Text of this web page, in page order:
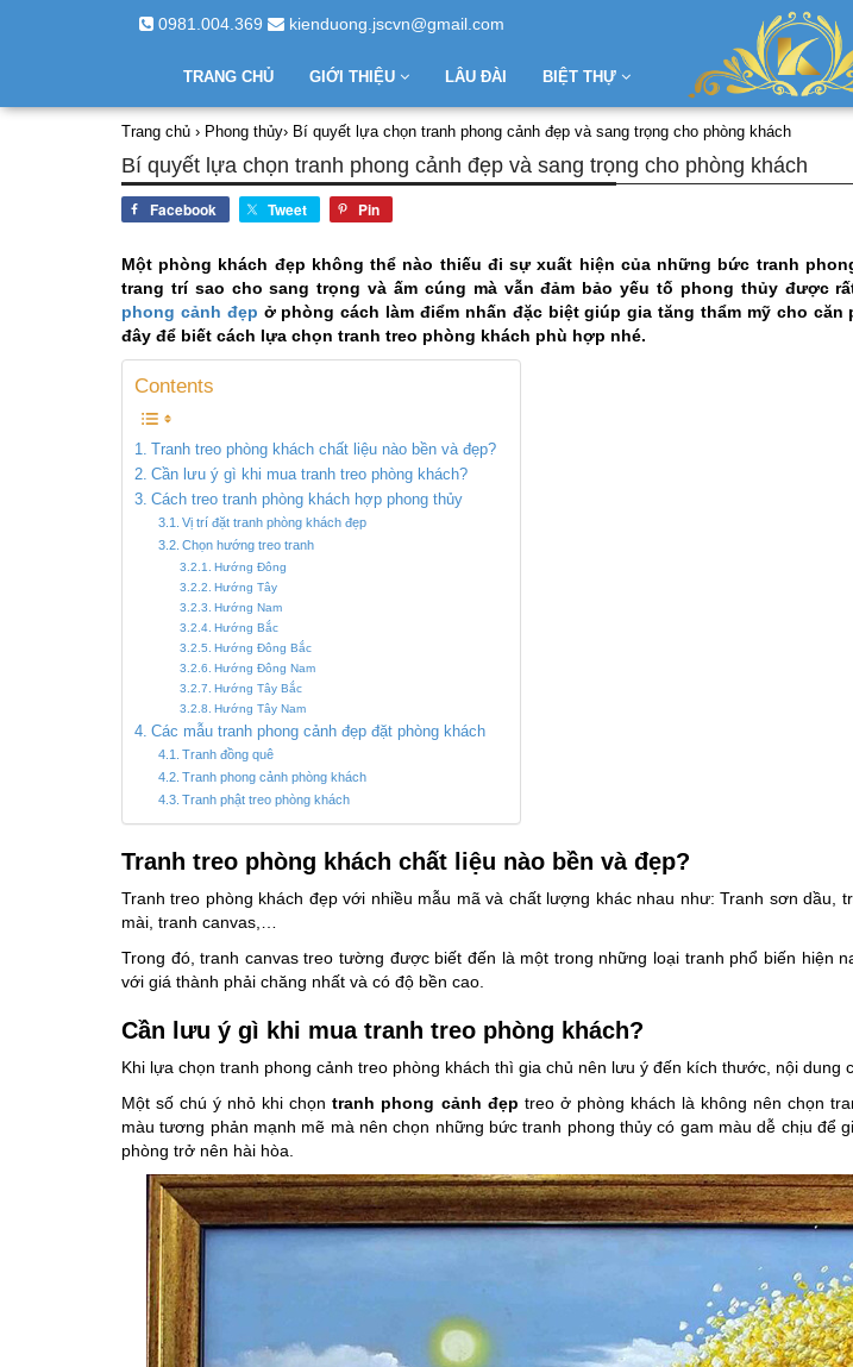
0981.004.369 kienduong.jscvn@gmail.com
TRANG CHỦ GIỚI THIỆU LÂU ĐÀI BIỆT THỰ
Trang chủ › Phong thủy› Bí quyết lựa chọn tranh phong cảnh đẹp và sang trọng cho phòng khách
Bí quyết lựa chọn tranh phong cảnh đẹp và sang trọng cho phòng khách
Facebook Tweet Pin
Một phòng khách đẹp không thể nào thiếu đi sự xuất hiện của những bức tranh
trang trí sao cho sang trọng và ấm cúng mà vẫn đảm bảo yếu tố phong thủy được
phong cảnh đẹp ở phòng cách làm điểm nhấn đặc biệt giúp gia tăng thẩm mỹ cho
đây để biết cách lựa chọn tranh treo phòng khách phù hợp nhé.
Contents
Tranh treo phòng khách chất liệu nào bền và đẹp?
Cần lưu ý gì khi mua tranh treo phòng khách?
Cách treo tranh phòng khách hợp phong thủy
Vị trí đặt tranh phòng khách đẹp
Chọn hướng treo tranh
Hướng Đông
Hướng Tây
Hướng Nam
Hướng Bắc
Hướng Đông Bắc
Hướng Đông Nam
Hướng Tây Bắc
Hướng Tây Nam
Các mẫu tranh phong cảnh đẹp đặt phòng khách
Tranh đồng quê
Tranh phong cảnh phòng khách
Tranh phật treo phòng khách
Tranh treo phòng khách chất liệu nào bền và đẹp?
Tranh treo phòng khách đẹp với nhiều mẫu mã và chất lượng khác nhau như: Tranh sơn dầu,
mài, tranh canvas,…
Trong đó, tranh canvas treo tường được biết đến là một trong những loại tranh phổ biến hiện
với giá thành phải chăng nhất và có độ bền cao.
Cần lưu ý gì khi mua tranh treo phòng khách?
Khi lựa chọn tranh phong cảnh treo phòng khách thì gia chủ nên lưu ý đến kích thước, nội dung
Một số chú ý nhỏ khi chọntranh phong cảnh đẹp treo ở phòng khách là không nên chọn
màu tương phản mạnh mẽ mà nên chọn những bức tranh phong thủy có gam màu dễ chịu để
phòng trở nên hài hòa.